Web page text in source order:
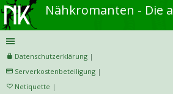
Datenschutzerklärung |
Serverkostenbeteiligung |
Netiquette |